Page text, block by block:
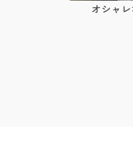
オシャ